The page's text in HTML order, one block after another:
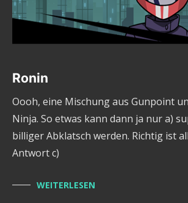
Ronin
Oooh, eine Mischung aus Gunpoint
Ninja. So etwas kann dann ja nur a)
billiger Abklatsch werden. Richtig ist
Antwort c)
WEITERLESEN